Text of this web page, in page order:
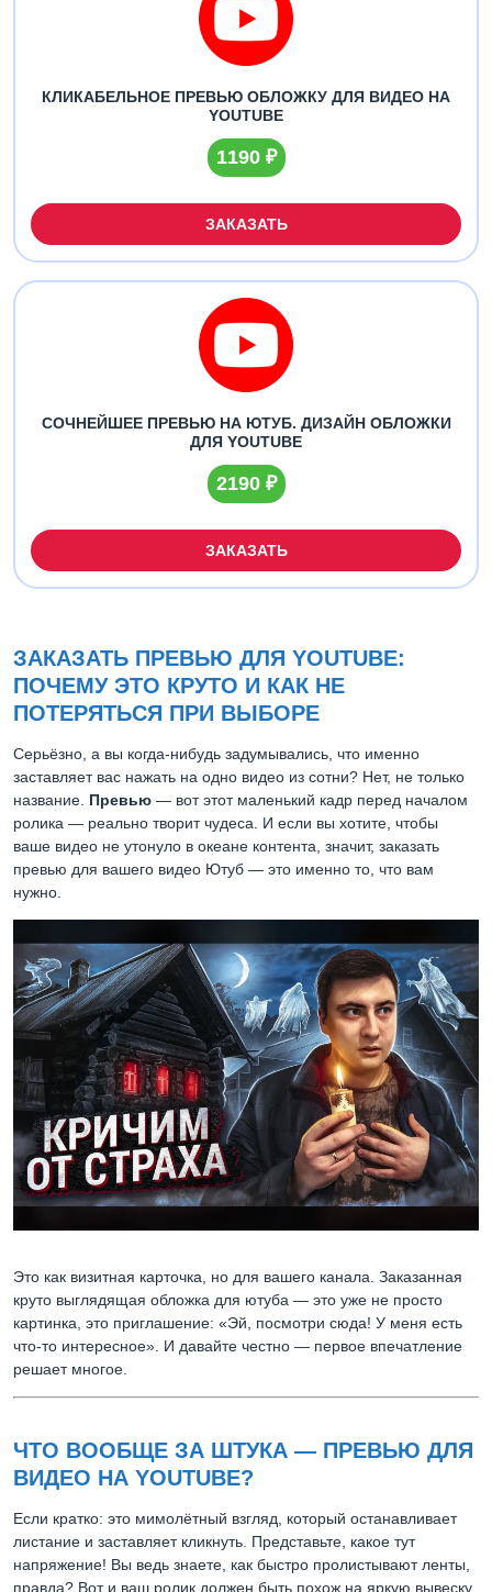
КЛИКАБЕЛЬНОЕ ПРЕВЬЮ ОБЛОЖКУ ДЛЯ ВИДЕО НА
YOUTUBE
1190 ₽
ЗАКАЗАТЬ
СОЧНЕЙШЕЕ ПРЕВЬЮ НА ЮТУБ. ДИЗАЙН ОБЛОЖКИ
ДЛЯ YOUTUBE
2190 ₽
ЗАКАЗАТЬ
ЗАКАЗАТЬ ПРЕВЬЮ ДЛЯ YOUTUBE:
ПОЧЕМУ ЭТО КРУТО И КАК НЕ
ПОТЕРЯТЬСЯ ПРИ ВЫБОРЕ
Серьёзно, а вы когда-нибудь задумывались, что именно
заставляет вас нажать на одно видео из сотни? Нет, не только
название. Превью — вот этот маленький кадр перед началом
ролика — реально творит чудеса. И если вы хотите, чтобы
ваше видео не утонуло в океане контента, значит, заказать
превью для вашего видео Ютуб — это именно то, что вам
нужно.
Это как визитная карточка, но для вашего канала. Заказанная
круто выглядящая обложка для ютуба — это уже не просто
картинка, это приглашение: «Эй, посмотри сюда! У меня есть
что-то интересное». И давайте честно — первое впечатление
решает многое.
ЧТО ВООБЩЕ ЗА ШТУКА — ПРЕВЬЮ ДЛЯ
ВИДЕО НА YOUTUBE?
Если кратко: это мимолётный взгляд, который останавливает
листание и заставляет кликнуть. Представьте, какое тут
напряжение! Вы ведь знаете, как быстро пролистывают ленты,
правда? Вот и ваш ролик должен быть похож на яркую вывеску